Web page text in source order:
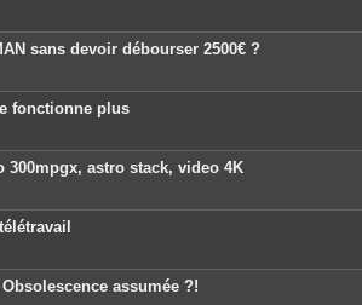
j
o
i
t
sans devoir débourser 2500€ ?
fonctionne plus
300mpgx, astro stack, video 4K
assumée ?!